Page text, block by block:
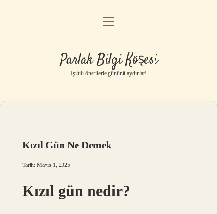
Anasayfa
Yasal Uyarı
menüyü
Parlak Bilgi Köşesi
Işıltılı önerilerle gününü aydınlat!
Kızıl Gün Ne Demek
Tarih: Mayıs 1, 2025
Kızıl gün nedir?